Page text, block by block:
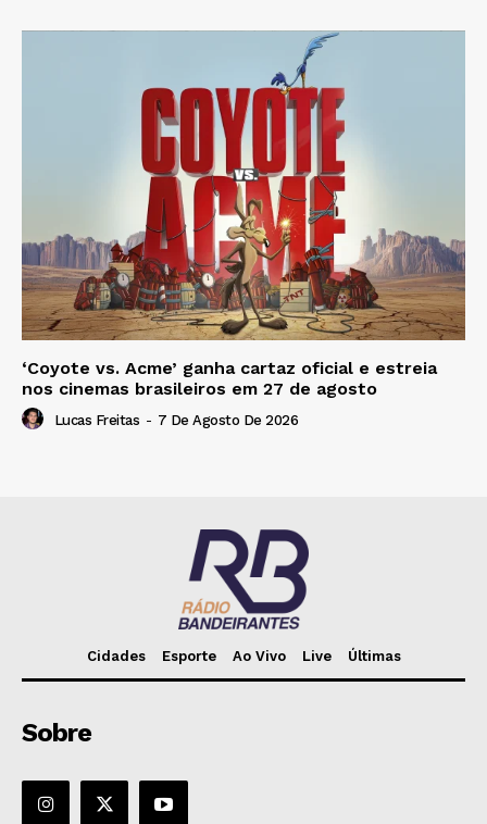
‘Coyote vs. Acme’ ganha cartaz oficial e estreia
nos cinemas brasileiros em 27 de agosto
Lucas Freitas - 7 De Agosto De 2026
Cidades Esporte Ao Vivo Live Últimas
Sobre